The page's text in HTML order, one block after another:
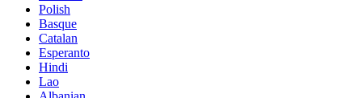
Polish
Basque
Catalan
Esperanto
Hindi
Lao